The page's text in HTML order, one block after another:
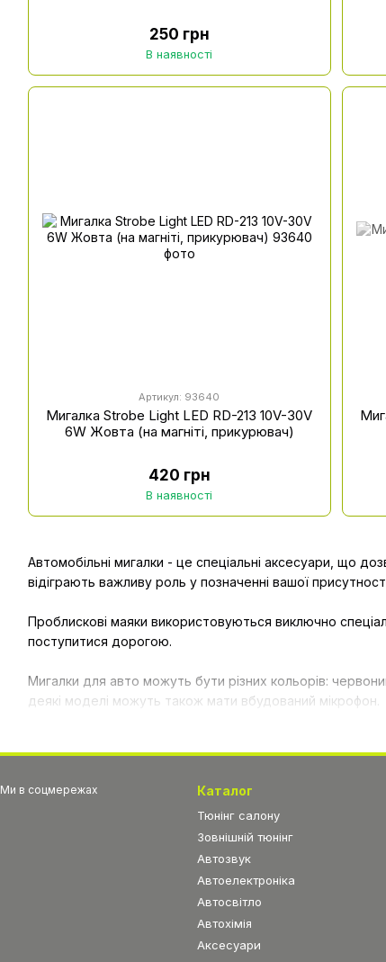
Автомобільні мигалки - це спеціальні аксесуари, що
відіграють важливу роль у позначенні вашої
Проблискові маяки використовуються виключно
поступитися дорогою.
Мигалки для авто можуть бути різних кольорів:
деякі моделі можуть також мати вбудований мікрофон.
які повинні бути в кожному спеціальному транспорті,
250 грн
В наявності
Артикул: 93640
Мигалка Strobe Light LED RD-213 10V-30V
6W Жовта (на магніті, прикурювач)
420 грн
В наявності
Ми в соцмережах Каталог
Тюнінг салону
Зовнішній тюнінг
Автозвук
Автоелектроніка
Автосвітло
Автохімія
Аксесуари